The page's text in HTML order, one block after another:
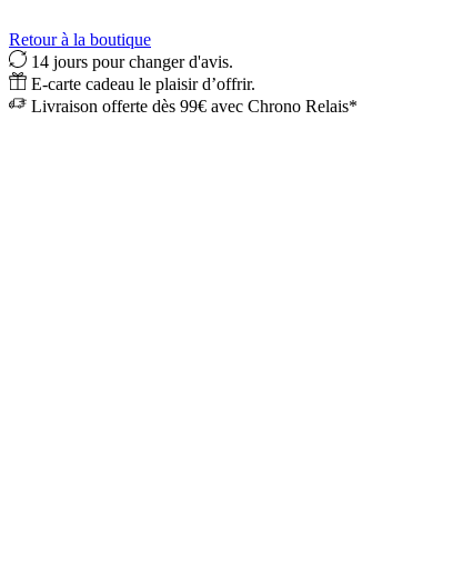
Retour à la boutique
14 jours pour changer d'avis.
E-carte cadeau le plaisir d’offrir.
Livraison offerte dès 99€ avec Chrono Relais*